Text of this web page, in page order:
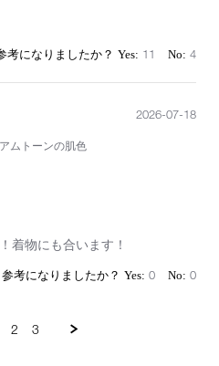
11 4
ムトーンの肌色
着物にも合います！
2026-07-18
0 0
2 3